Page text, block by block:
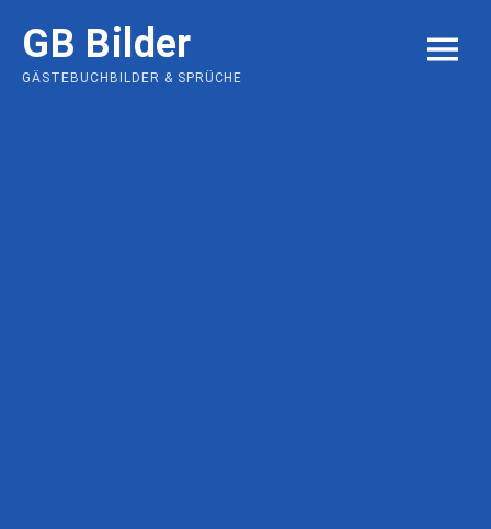
content
GB Bilder
GÄSTEBUCHBILDER & SPRÜCHE
MENU